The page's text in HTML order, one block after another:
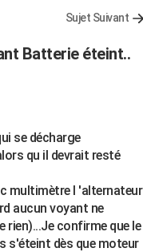
Sujet Suivant
Batterie éteint..
se décharge
qu il devrait resté
multimètre l 'alternateur
aucun voyant ne
rien)...Je confirme que le
s'éteint dès que moteur